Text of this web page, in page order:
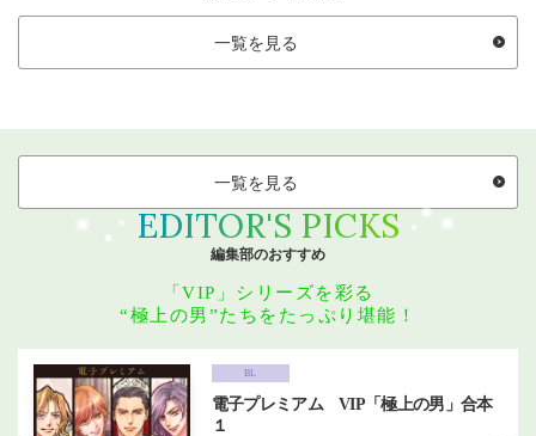
一覧を見る
一覧を見る
EDITOR'S PICKS
編集部のおすすめ
「VIP」シリーズを彩る
“極上の男”たちをたっぷり堪能！
BL
電子プレミアム VIP「極上の男」合本
１